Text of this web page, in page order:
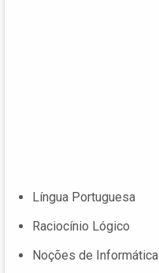
Língua Portuguesa
Raciocínio Lógico
Noções de Informática